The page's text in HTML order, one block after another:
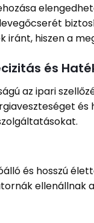
iránt, hiszen a
és
az ipari
és hosszú
ellenállnak